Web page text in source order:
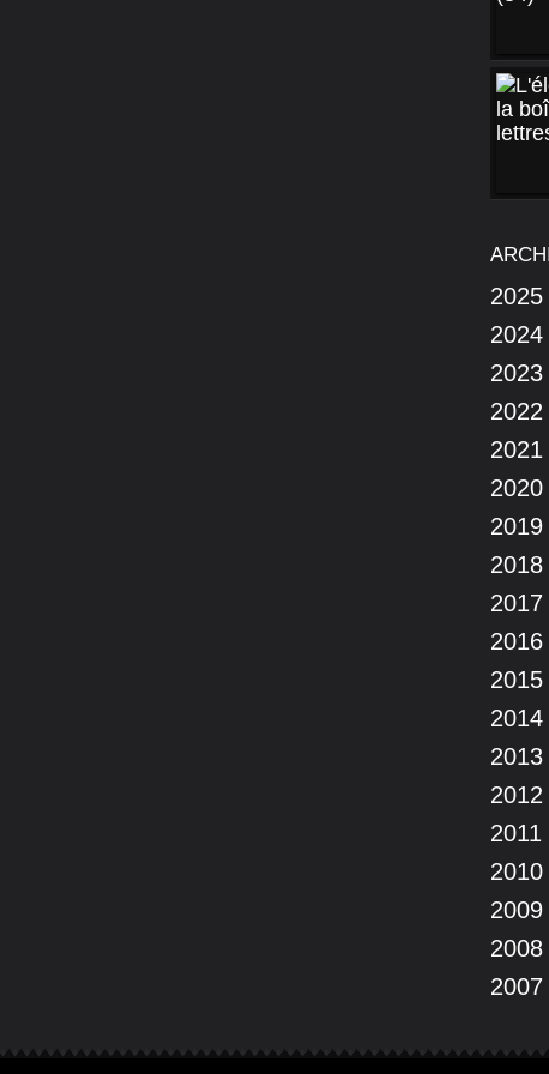
2025
2024
2023
2022
2021
2020
2019
2018
2017
2016
2015
2014
2013
2012
2011
2010
2009
2008
2007